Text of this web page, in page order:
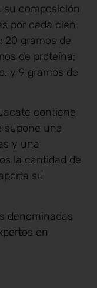
su composición
por cada cien
20 gramos de
de proteína;
y 9 gramos de
contiene
supone una
y una
la cantidad de
su
denominadas
en